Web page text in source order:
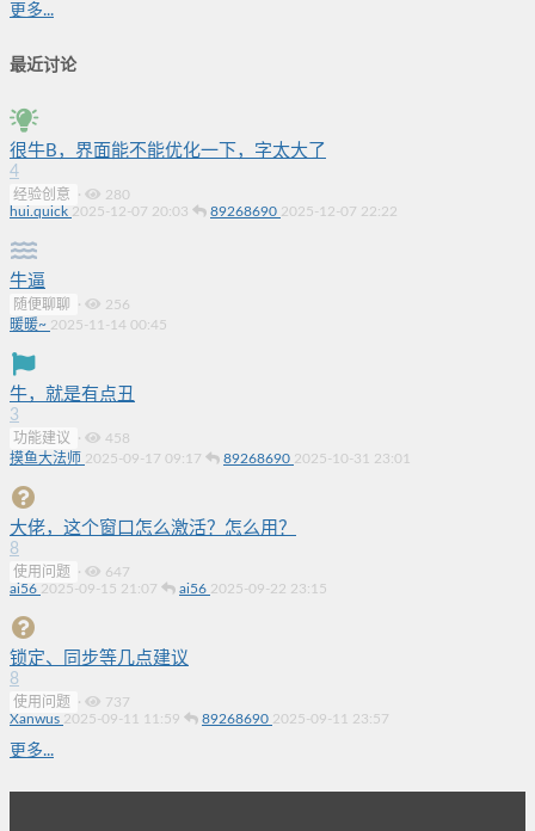
更多...
最近讨论
很牛B，界面能不能优化一下，字太大了
4
经验创意 ·
280
hui.quick 2025-12-07 20:03 89268690 2025-12-07 22:22
牛逼
随便聊聊 ·
256
暖暖~ 2025-11-14 00:45
牛，就是有点丑
3
功能建议 ·
458
摸鱼大法师 2025-09-17 09:17 89268690 2025-10-31 23:01
大佬，这个窗口怎么激活？怎么用？
8
使用问题 ·
647
ai56 2025-09-15 21:07 ai56 2025-09-22 23:15
锁定、同步等几点建议
8
使用问题 ·
737
Xanwus 2025-09-11 11:59 89268690 2025-09-11 23:57
更多...